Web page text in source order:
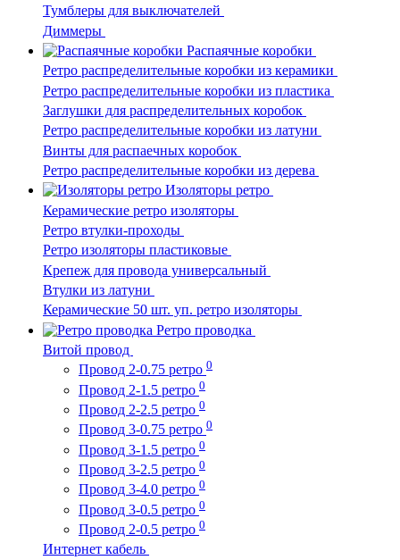
Тумблеры для выключателей
Диммеры
Распаячные коробки
Ретро распределительные коробки из керамики
Ретро распределительные коробки из пластика
Заглушки для распределительных коробок
Ретро распределительные коробки из латуни
Винты для распаечных коробок
Ретро распределительные коробки из дерева
Изоляторы ретро
Керамические ретро изоляторы
Ретро втулки-проходы
Ретро изоляторы пластиковые
Крепеж для провода универсальный
Втулки из латуни
Керамические 50 шт. уп. ретро изоляторы
Ретро проводка
Витой провод
Провод 2-0.75 ретро 0
Провод 2-1.5 ретро 0
Провод 2-2.5 ретро 0
Провод 3-0.75 ретро 0
Провод 3-1.5 ретро 0
Провод 3-2.5 ретро 0
Провод 3-4.0 ретро 0
Провод 3-0.5 ретро 0
Провод 2-0.5 ретро 0
Интернет кабель